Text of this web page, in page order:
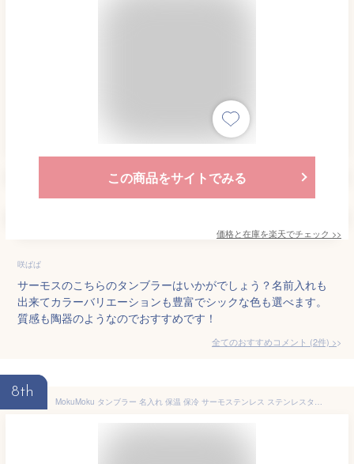
この商品をサイトでみる
価格と在庫を楽天でチェック >>
咲ぱぱ
サーモスのこちらのタンブラーはいかがでしょう？名前入れも
出来てカラーバリエーションも豊富でシックな色も選べます。
質感も陶器のようなのでおすすめです！
全てのおすすめコメント (2件) >
8th
MokuMoku タンブラー 名入れ 保温 保冷 サーモステンレス ステンレスタンブラー ギフト プレゼント 保冷保温 おしゃれ 430ml (ガンメタリック)